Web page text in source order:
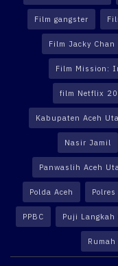
Film gangster
Film Jacky Chan
Film Mission:
film Netflix
Kabupaten Aceh
Nasir Jamil
Panwaslih Aceh
Polda Aceh
PPBC Puji Langkah